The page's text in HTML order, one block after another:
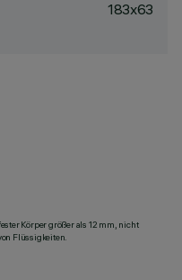
183x63
Körper größer als 12 mm, nicht
Flüssigkeiten.